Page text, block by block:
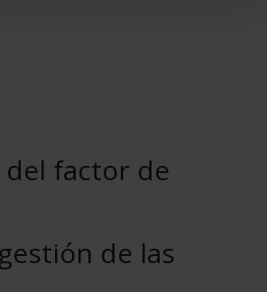
del factor de
de las